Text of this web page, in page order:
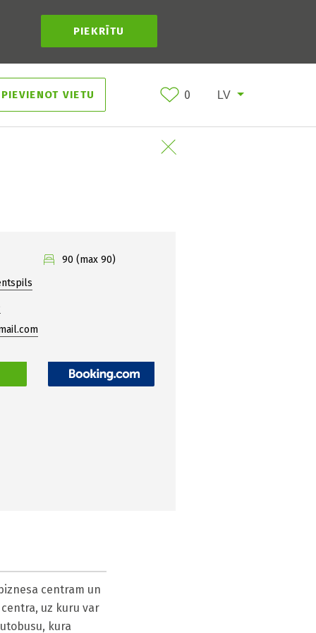
PIEKRĪTU
PIEVIENOT VIETU 0
90 (max 90)
centram un
uz kuru var
kura